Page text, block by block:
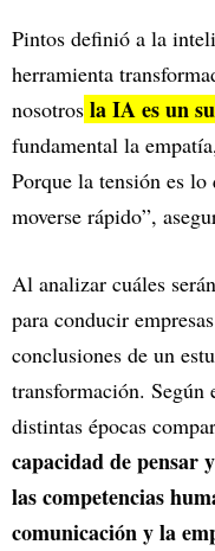
Pintos definió a la
herramienta
nosotros la IA es un
fundamental la
Porque la tensión es lo
moverse rápido”,
Al analizar cuáles
para conducir
conclusiones de un
transformación.
distintas épocas
capacidad de pensar
las competencias
comunicación y la